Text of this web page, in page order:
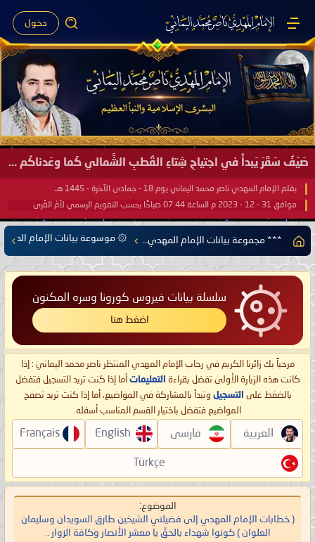
دخول
صَيْفُ سَقَرَ يَبدأُ في اجتياحِ شِتاءِ القُطبِ الشَّمالي كَما وعَدناكُم بالحقِّ لعَامِكم هذا (1445 هـ) ..
بقلم الإمام المهدي ناصر محمد اليماني يوم 18 - جمادى الآخرة - 1445 هـ
موافق 31 - 12 - 2023 م الساعة 07:44 صباحًا بحسب التقويم الرسمي لأمّ القُرى
*** مجموعة بيانات الإمام المهدي ناصر محمد اليماني *** ۞ موسوعة بيانات الإمام
سلسلة بيانات فيروس كورونا وسره المكنون
اضغط هنا
مرحباً بك زائرنا الكريم في رحاب الإمام المهدي المنتظر ناصر محمد اليماني : إذا
كانت هذه الزيارة الأولى تفضل بقراءة التعليمات أما إذا كنت تريد التسجيل فتفضل
بالضغط على التسجيل وتبدأ بالمشاركة في المواضيع، أما إذا كنت تريد تصفح
المواضيع فتفضل باختيار القسم المناسب أسفله.
العربية فارسی English
Français
Türkçe
الموضوع:
( خطابات الإمام المهدي إلى فضيلتي الشيخين طارق السويدان وسليمان
العلوان ) كونوا شهداء بالحقّ يا معشر الأنصار وكافة الزوار ..